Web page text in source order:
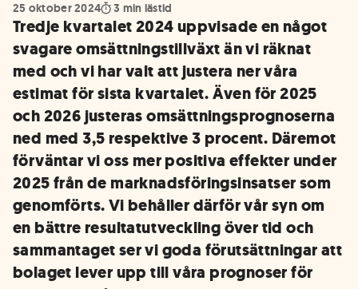
25 oktober 2024
3 min lästid
Tredje kvartalet 2024 uppvisade en något
svagare omsättningstillväxt än vi räknat
med och vi har valt att justera ner våra
estimat för sista kvartalet. Även för 2025
och 2026 justeras omsättningsprognoserna
ned med 3,5 respektive 3 procent. Däremot
förväntar vi oss mer positiva effekter under
2025 från de marknadsföringsinsatser som
genomförts. Vi behåller därför vår syn om
en bättre resultatutveckling över tid och
sammantaget ser vi goda förutsättningar att
bolaget lever upp till våra prognoser för